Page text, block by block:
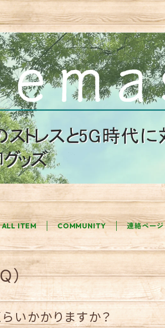
ALL ITEM COMMUNITY 連絡ページ
）
いかかりますか？